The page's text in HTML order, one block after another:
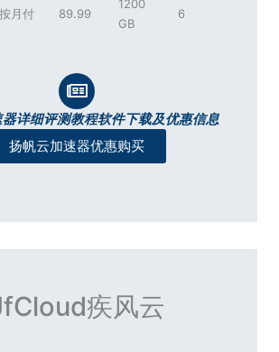
按月付 89.99
1200
GB
6
详细评测教程软件下载及优惠信息
扬帆云加速器优惠购买
疾风云